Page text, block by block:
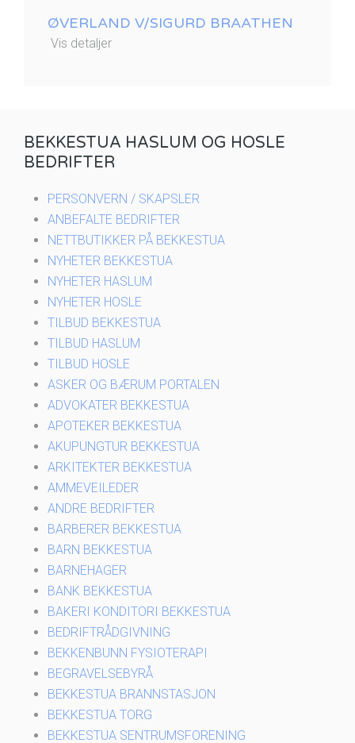
ØVERLAND V/SIGURD BRAATHEN
Vis detaljer
BEKKESTUA HASLUM OG HOSLE
BEDRIFTER
PERSONVERN / SKAPSLER
ANBEFALTE BEDRIFTER
NETTBUTIKKER PÅ BEKKESTUA
NYHETER BEKKESTUA
NYHETER HASLUM
NYHETER HOSLE
TILBUD BEKKESTUA
TILBUD HASLUM
TILBUD HOSLE
ASKER OG BÆRUM PORTALEN
ADVOKATER BEKKESTUA
APOTEKER BEKKESTUA
AKUPUNGTUR BEKKESTUA
ARKITEKTER BEKKESTUA
AMMEVEILEDER
ANDRE BEDRIFTER
BARBERER BEKKESTUA
BARN BEKKESTUA
BARNEHAGER
BANK BEKKESTUA
BAKERI KONDITORI BEKKESTUA
BEDRIFTRÅDGIVNING
BEKKENBUNN FYSIOTERAPI
BEGRAVELSEBYRÅ
BEKKESTUA BRANNSTASJON
BEKKESTUA TORG
BEKKESTUA SENTRUMSFORENING